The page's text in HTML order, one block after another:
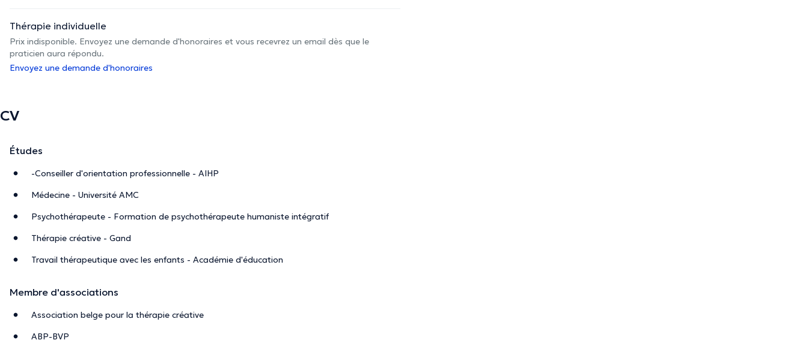
Thérapie individuelle
Prix indisponible. Envoyez une demande d'honoraires et vous recevrez un email dès que le
praticien aura répondu.
Envoyez une demande d'honoraires
CV
Études
-Conseiller d'orientation professionnelle - AIHP
Médecine - Université AMC
Psychothérapeute - Formation de psychothérapeute humaniste intégratif
Thérapie créative - Gand
Travail thérapeutique avec les enfants - Académie d'éducation
Membre d'associations
Association belge pour la thérapie créative
ABP-BVP